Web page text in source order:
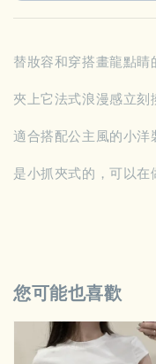
替妝容和穿搭畫龍點睛
夾上它法式浪漫感立刻
適合搭配公主風的小洋
是小抓夾式的，可以
您可能也喜歡